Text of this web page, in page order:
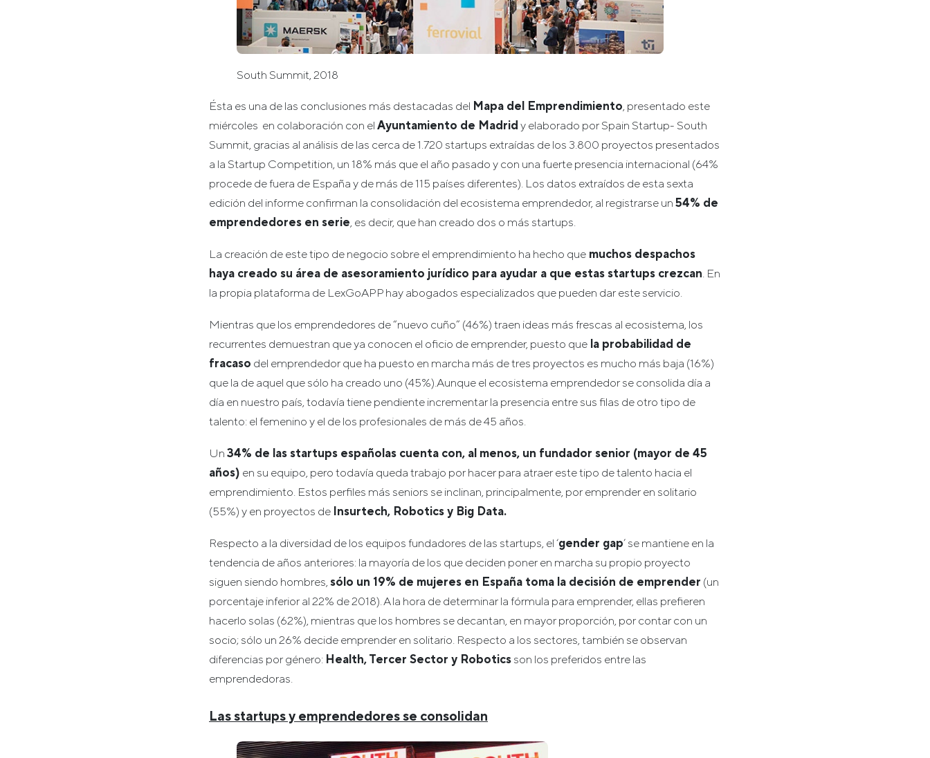
South Summit, 2018
Ésta es una de las conclusiones más destacadas del Mapa del Emprendimiento, presentado este
miércoles en colaboración con el Ayuntamiento de Madrid y elaborado por Spain Startup- South
Summit, gracias al análisis de las cerca de 1.720 startups extraídas de los 3.800 proyectos presentados
a la Startup Competition, un 18% más que el año pasado y con una fuerte presencia internacional (64%
procede de fuera de España y de más de 115 países diferentes). Los datos extraídos de esta sexta
edición del informe confirman la consolidación del ecosistema emprendedor, al registrarse un 54% de
emprendedores en serie, es decir, que han creado dos o más startups.
La creación de este tipo de negocio sobre el emprendimiento ha hecho que muchos despachos
haya creado su área de asesoramiento jurídico para ayudar a que estas startups crezcan. En
la propia plataforma de LexGoAPP hay abogados especializados que pueden dar este servicio.
Mientras que los emprendedores de “nuevo cuño” (46%) traen ideas más frescas al ecosistema, los
recurrentes demuestran que ya conocen el oficio de emprender, puesto que la probabilidad de
fracaso del emprendedor que ha puesto en marcha más de tres proyectos es mucho más baja (16%)
que la de aquel que sólo ha creado uno (45%).Aunque el ecosistema emprendedor se consolida día a
día en nuestro país, todavía tiene pendiente incrementar la presencia entre sus filas de otro tipo de
talento: el femenino y el de los profesionales de más de 45 años.
Un 34% de las startups españolas cuenta con, al menos, un fundador senior (mayor de 45
años) en su equipo, pero todavía queda trabajo por hacer para atraer este tipo de talento hacia el
emprendimiento. Estos perfiles más seniors se inclinan, principalmente, por emprender en solitario
(55%) y en proyectos de Insurtech, Robotics y Big Data.
Respecto a la diversidad de los equipos fundadores de las startups, el ‘gender gap’ se mantiene en la
tendencia de años anteriores: la mayoría de los que deciden poner en marcha su propio proyecto
siguen siendo hombres, sólo un 19% de mujeres en España toma la decisión de emprender (un
porcentaje inferior al 22% de 2018). A la hora de determinar la fórmula para emprender, ellas prefieren
hacerlo solas (62%), mientras que los hombres se decantan, en mayor proporción, por contar con un
socio; sólo un 26% decide emprender en solitario. Respecto a los sectores, también se observan
diferencias por género: Health, Tercer Sector y Robotics son los preferidos entre las
emprendedoras.
Las startups y emprendedores se consolidan